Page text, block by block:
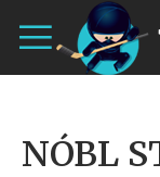
NÓBL